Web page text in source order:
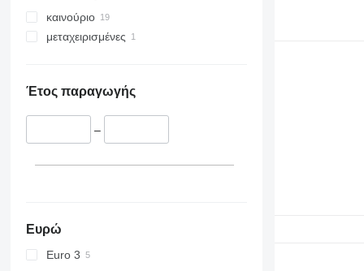
330
336
349
390
S-Series
TM
καινούριο
μεταχειρισμένες
Έτος παραγωγής
–
Ευρώ
Euro 3